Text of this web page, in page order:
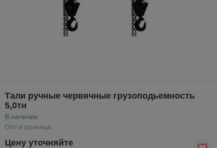
Тали ручные червячные грузоподьемность
5,0тн
В наличии
Опт и розница
Цену уточняйте